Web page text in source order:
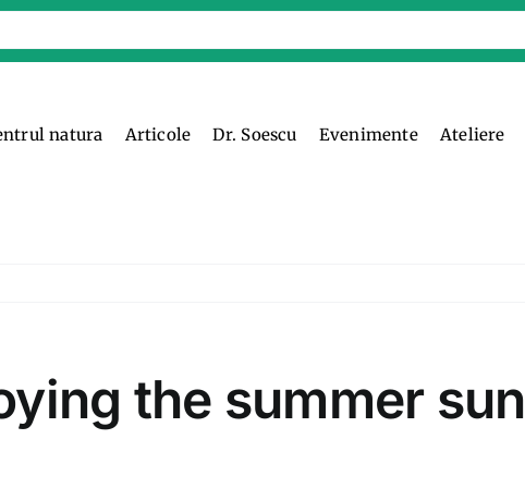
natura Articole Dr. Soescu Evenimente Ateliere
the summer sun